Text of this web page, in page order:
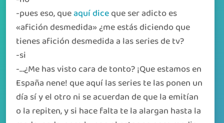
-pues eso, queaquí diceque ser adicto es
«afición desmedida» ¿me estás diciendo que
tienes afición desmedida a las series de tv?
-si
-…¿Me has visto cara de tonto? ¡Que estamos en
España nene! que aquí las series te las ponen un
día sí y el otro ni se acuerdan de que la emitían
o la repiten, y si hace falta te la alargan hasta la